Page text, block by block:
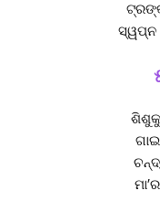
ସ୍ୱପ୍ନ
ଶିଶୁକୁ